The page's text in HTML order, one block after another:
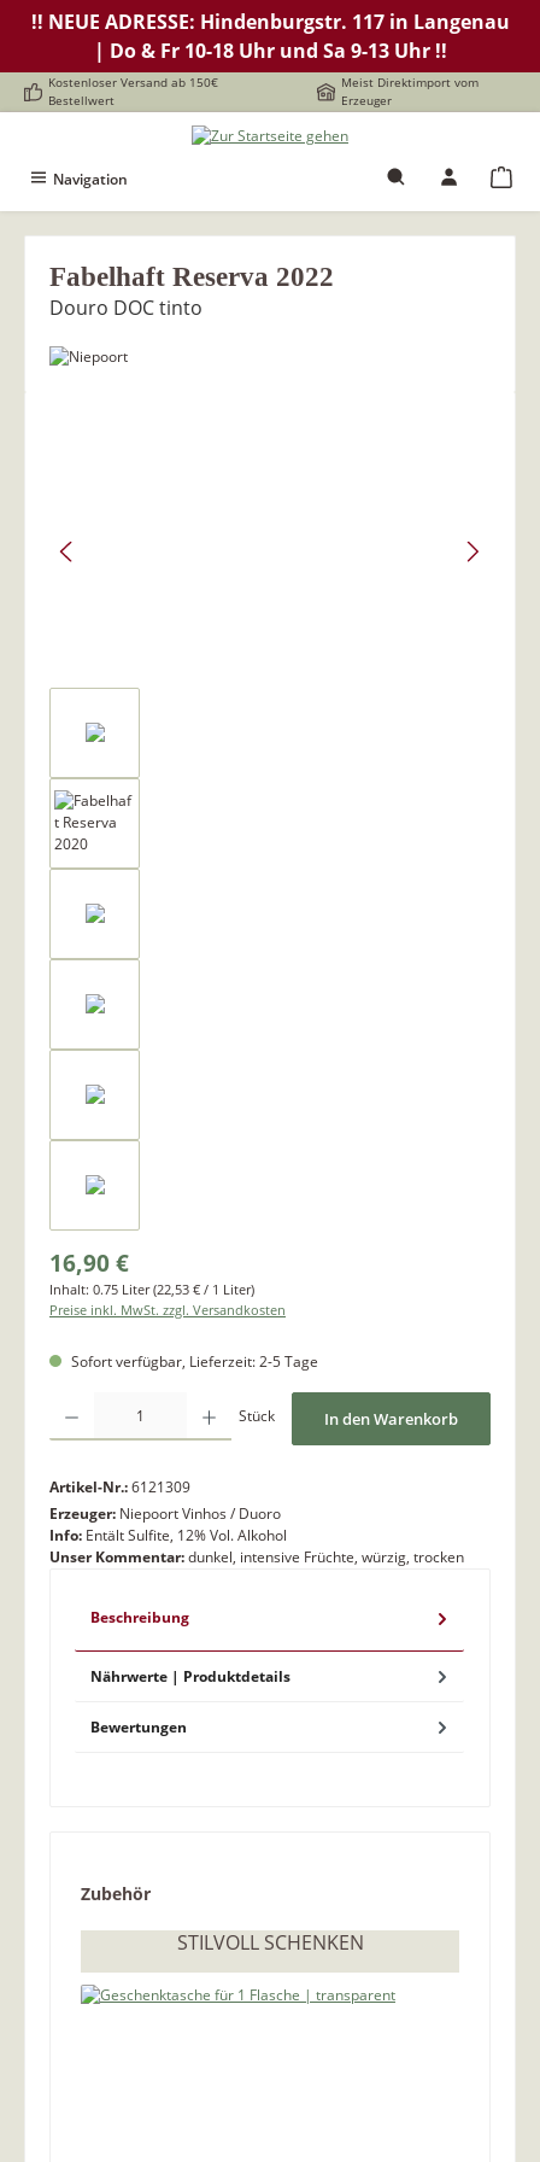
springen
!! NEUE ADRESSE: Hindenburgstr. 117 in Langenau
| Do & Fr 10-18 Uhr und Sa 9-13 Uhr !!
Kostenloser Versand ab 150€
Bestellwert
Meist Direktimport vom
Erzeuger
Navigation
Fabelhaft Reserva 2022
Douro DOC tinto
16,90 €
Inhalt: 0.75 Liter(22,53 € / 1 Liter)
Preise inkl. MwSt. zzgl. Versandkosten
Sofort verfügbar, Lieferzeit: 2-5 Tage
Stück In den Warenkorb
Artikel-Nr.:6121309
Erzeuger: Niepoort Vinhos / Duoro
Info: Entält Sulfite, 12% Vol. Alkohol
Unser Kommentar:dunkel, intensive Früchte, würzig, trocken
Beschreibung
Nährwerte | Produktdetails
Bewertungen
Produktgalerie überspringen
Zubehör
STILVOLL SCHENKEN